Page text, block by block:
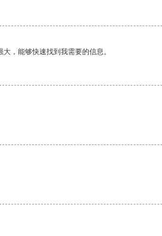
，能够快速找到我需要的信息。